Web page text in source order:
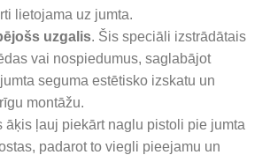
lietojama uz jumta.
uzgalis. Šis speciāli izstrādātais
vai nospiedumus, saglabājot
seguma estētisko izskatu un
montāžu.
āķis ļauj piekārt naglu pistoli pie jumta
padarot to viegli pieejamu un